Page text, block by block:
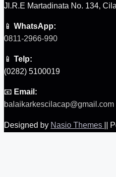
Jl.R.E Martadinata No. 134,
📱 WhatsApp:
0811-2966-990
📱 Telp:
(0282) 5100019
📧 Email:
balaikarkescilacap@gmail.com
Designed by Nasio Themes